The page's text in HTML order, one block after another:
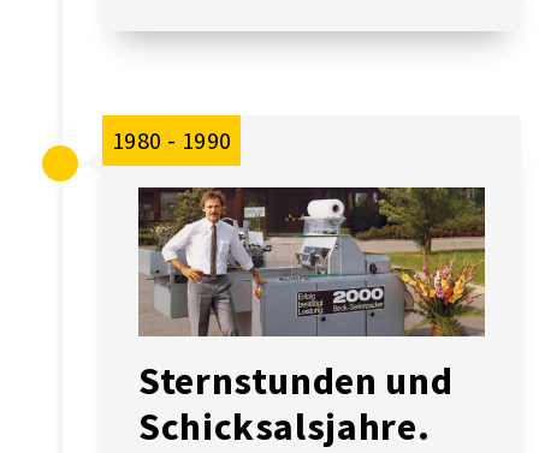
1980 - 1990
Sternstunden und
Schicksalsjahre.